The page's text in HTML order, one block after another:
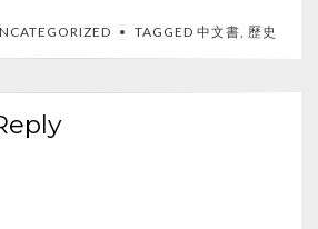
ar
e
TAGGED 中文書, 歷史